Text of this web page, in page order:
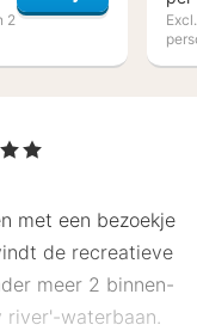
2
met een bezoekje
de recreatieve
meer 2 binnen-
river'-waterbaan.